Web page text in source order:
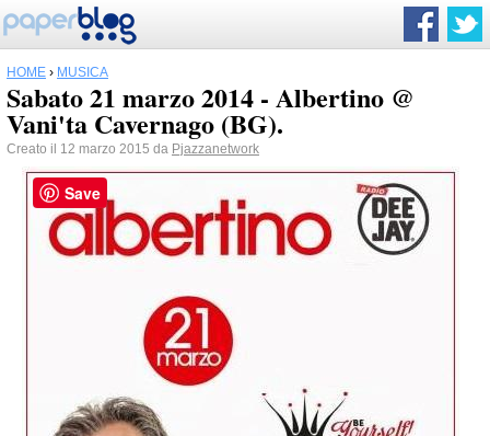
HOME › MUSICA
Sabato 21 marzo 2014 - Albertino @
Vani'ta Cavernago (BG).
Creato il 12 marzo 2015 da Pjazzanetwork
Save